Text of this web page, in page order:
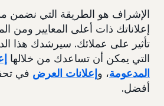
الإشراف هو الطريقة التي نضمن
إعلاناتك ذات أعلى المعايير ومن
تأثير على عملائك. سيرشدك هذا
التي يمكن أن تساعدك من خلالها
المدعومة، وإعلانات العرض في
أفضل.